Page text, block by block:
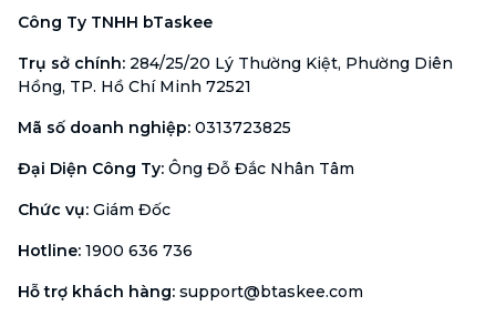
Công Ty TNHH bTaskee
Trụ sở chính: 284/25/20 Lý Thường Kiệt, Phường Diên
Hồng, TP. Hồ Chí Minh 72521
Mã số doanh nghiệp: 0313723825
Đại Diện Công Ty: Ông Đỗ Đắc Nhân Tâm
Chức vụ: Giám Đốc
Hotline: 1900 636 736
Hỗ trợ khách hàng: support@btaskee.com